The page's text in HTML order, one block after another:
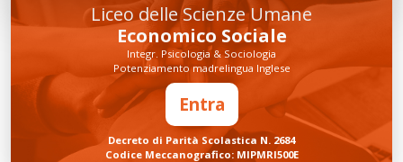
Liceo delle Scienze Umane
Economico Sociale
Integr. Psicologia & Sociologia
Potenziamento madrelingua Inglese
Entra
Decreto di Parità Scolastica N. 2684
Codice Meccanografico: MIPMRI500E